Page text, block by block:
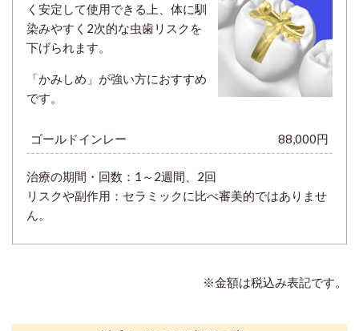
く安定して使用できる上、体に馴
染みやすく2次的な虫歯リスクを
下げられます。
「かみしめ」が強い方におすすめ
です。
ゴールドインレー 88,000円
治療の期間・回数： 1～2週間、2回
リスクや副作用：セラミックに比べ審美的ではありませ
ん。
※金額は税込み表記です。